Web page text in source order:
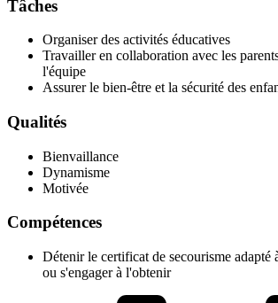
Tâches
Organiser des activités éducatives
Travailler en collaboration avec les
l'équipe
Assurer le bien-être et la sécurité des
Qualités
Bienvaillance
Dynamisme
Motivée
Compétences
Détenir le certificat de secourisme adapté
ou s'engager à l'obtenir